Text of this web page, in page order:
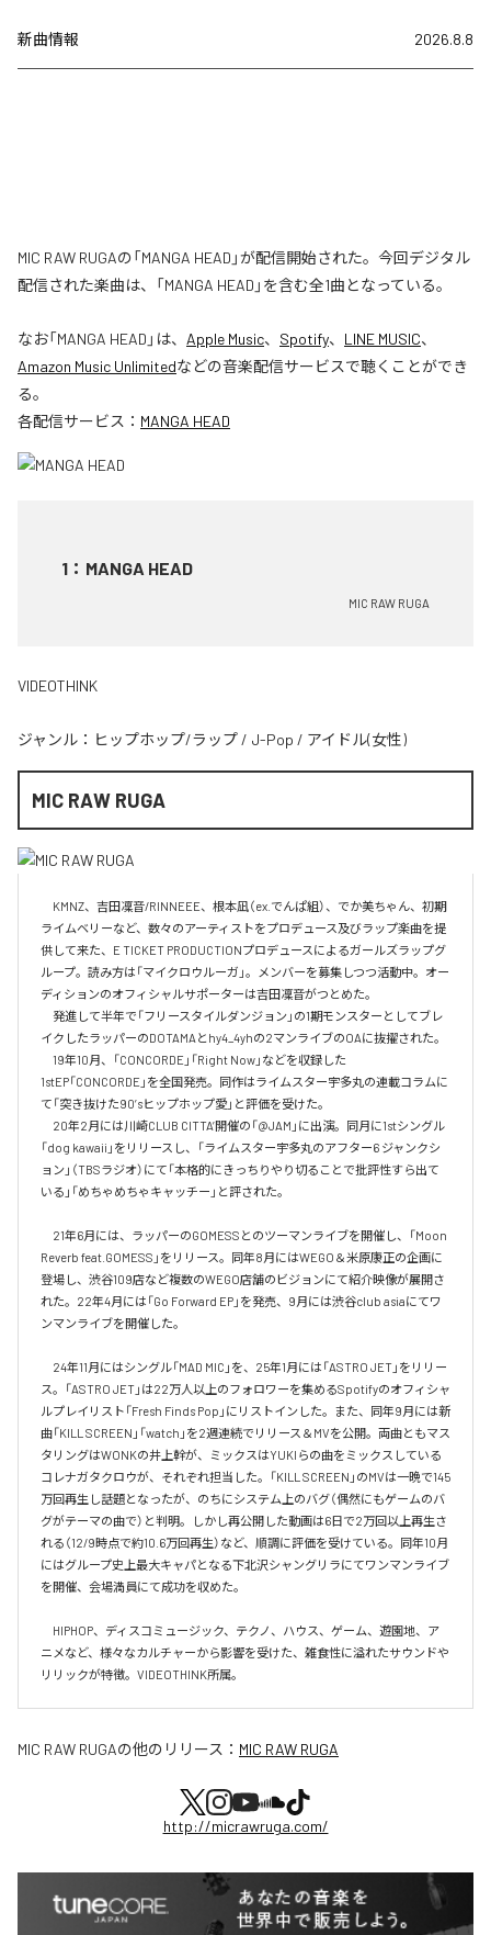
新曲情報 2026.8.8
MIC RAW RUGAの「MANGA HEAD」が配信開始された。今回デジタル
配信された楽曲は、「MANGA HEAD」を含む全1曲となっている。
なお「MANGA HEAD 」は、 Apple Music、 Spotify、 LINE MUSIC、
Amazon Music Unlimitedなどの音楽配信サービスで聴くことができ
る。
各配信サービス： MANGA HEAD
1 ： MANGA HEAD
MIC RAW RUGA
VIDEOTHINK
ジャンル： ヒップホップ/ラップ / J-Pop / アイドル(女性)
MIC RAW RUGA
KMNZ、吉田凜音/RINNEEE、根本凪（ex.でんぱ組）、でか美ちゃん、初期
ライムベリーなど、数々のアーティストをプロデュース及びラップ楽曲を提
供して来た、E TICKET PRODUCTIONプロデュースによるガールズラップグ
ループ。読み方は「マイクロウルーガ」。メンバーを募集しつつ活動中。オー
ディションのオフィシャルサポーターは吉田凜音がつとめた。
発進して半年で「フリースタイルダンジョン」の1期モンスターとしてブレ
イクしたラッパーのDOTAMAとhy4_4yhの2マンライブのOAに抜擢された。
19年10月、「CONCORDE」「Right Now」などを収録した
1stEP「CONCORDE」を全国発売。同作はライムスター宇多丸の連載コラムに
て「突き抜けた90’sヒップホップ愛」と評価を受けた。
20年2月には川崎CLUB CITTA’開催の「@JAM」に出演。同月に1stシングル
「dog kawaii」をリリースし、「ライムスター宇多丸のアフター6 ジャンクシ
ョン」（TBSラジオ）にて「本格的にきっちりやり切ることで批評性すら出て
いる」「めちゃめちゃキャッチー」と評された。
21年6月には、ラッパーのGOMESSとのツーマンライブを開催し、「Moon
Reverb feat.GOMESS」をリリース。同年8月にはWEGO＆米原康正の企画に
登場し、渋谷109店など複数のWEGO店舗のビジョンにて紹介映像が展開さ
れた。22年4月には「Go Forward EP」を発売、9月には渋谷club asiaにてワ
ンマンライブを開催した。
24年11月にはシングル「MAD MIC」を、25年1月には「ASTRO JET」をリリー
ス。「ASTRO JET」は22万人以上のフォロワーを集めるSpotifyのオフィシャ
ルプレイリスト「Fresh Finds Pop」にリストインした。また、同年9月には新
曲「KILL SCREEN」「watch」を2週連続でリリース＆MVを公開。両曲ともマス
タリングはWONKの井上幹が、ミックスはYUKIらの曲をミックスしている
コレナガタクロウが、それぞれ担当した。「KILL SCREEN」のMVは一晩で145
万回再生し話題となったが、のちにシステム上のバグ（偶然にもゲームのバ
グがテーマの曲で）と判明。しかし再公開した動画は6日で2万回以上再生さ
れる（12/9時点で約10.6万回再生）など、順調に評価を受けている。同年10月
にはグループ史上最大キャパとなる下北沢シャングリラにてワンマンライブ
を開催、会場満員にて成功を収めた。
HIPHOP、ディスコミュージック、テクノ、ハウス、ゲーム、遊園地、ア
ニメなど、様々なカルチャーから影響を受けた、雑食性に溢れたサウンドや
リリックが特徴。VIDEOTHINK所属。
MIC RAW RUGAの他のリリース： MIC RAW RUGA
http://micrawruga.com/